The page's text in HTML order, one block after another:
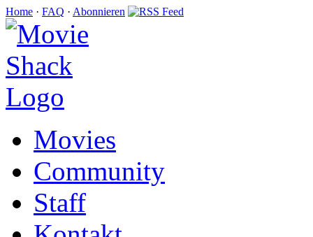
Home · FAQ · Abonnieren
Movies
Community
Staff